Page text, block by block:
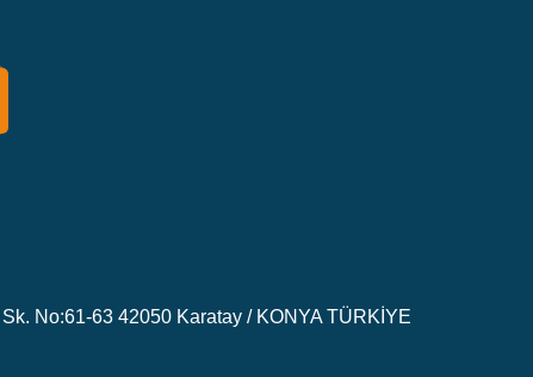
No:61-63 42050 Karatay / KONYA TÜRKİYE